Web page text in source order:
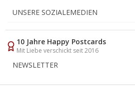
UNSERE SOZIALEMEDIEN
10 Jahre Happy Postcards
Mit Liebe verschickt seit 2016
NEWSLETTER